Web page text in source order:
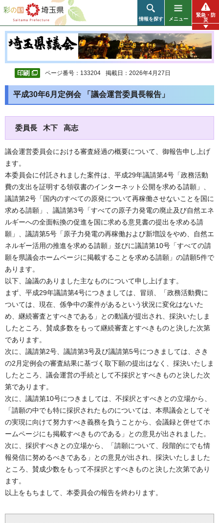
彩の国 埼玉県
情報を探す メニュー
緊急・防
災
ページ番号：133204 掲載日：2026年4月27日
平成30年6月定例会 「議会運営委員長報告」
委員長 木下 高志
議会運営委員会における審査経過の概要について、御報告申し上げ
ます。
本委員会に付託されました案件は、平成29年議請第4号「政務活動
費の支出を証明する領収書のインターネット公開を求める請願」、
議請第2号「国内のすべての原発について再稼働させないことを国に
求める請願」、議請第3号「すべての原子力発電の廃止及び自然エネ
ルギーへの全面転換の促進を国に求める意見書の提出を求める請
願」、議請第5号「原子力発電の再稼働および新増設をやめ、自然エ
ネルギー活用の推進を求める請願」並びに議請第10号「すべての請
願を県議会ホームページに掲載することを求める請願」の請願5件で
あります。
以下、論議のありました主なものについて申し上げます。
まず、平成29年議請第4号につきましては、冒頭、「政務活動費に
ついては、現在、係争中の案件があるという状況に変化はないた
め、継続審査とすべきである」との動議が提出され、採決いたしま
したところ、賛成多数をもって継続審査とすべきものと決した次第
であります。
次に、議請第2号、議請第3号及び議請第5号につきましては、さき
の2月定例会の審査結果に基づく取下願の提出はなく、採決いたしま
したところ、議会運営の手続として不採択とすべきものと決した次
第であります。
次に、議請第10号につきましては、不採択とすべきとの立場から、
「請願の中でも特に採択されたものについては、本県議会としてそ
の実現に向けて努力すべき義務を負うことから、会議録と併せてホ
ームページにも掲載すべきものである」との意見が出されました。
次に、採択すべきとの立場から、「請願について、段階的にでも情
報発信に努めるべきである」との意見が出され、採決いたしました
ところ、賛成少数をもって不採択とすべきものと決した次第であり
ます。
以上をもちまして、本委員会の報告を終わります。